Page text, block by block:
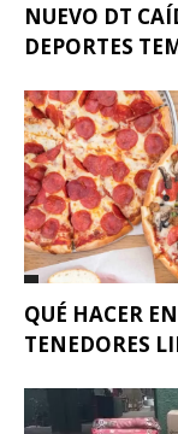
NUEVO DT
DEPORTES
QUÉ HACER
TENEDORES